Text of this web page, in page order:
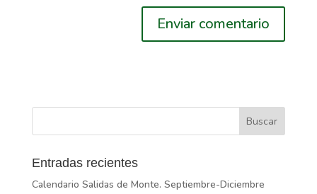
Entradas recientes
Calendario Salidas de Monte. Septiembre-Diciembre